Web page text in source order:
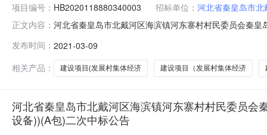
项目编号： HB2020118880340003 招标单位： 河北省秦皇岛市
正文内容： 河北省秦皇岛市北戴河区海滨镇河东寨村村民委员会秦
设项目（发展村集体经济（洗衣房设备））（A包）二
发布时间： 2021-03-09
相关产品：
建设项目(发展村集体经济 建设项目（发展村集体经济
河北省秦皇岛市北戴河区海滨镇河东寨村村民委员
设备))(A包)二次中标公告